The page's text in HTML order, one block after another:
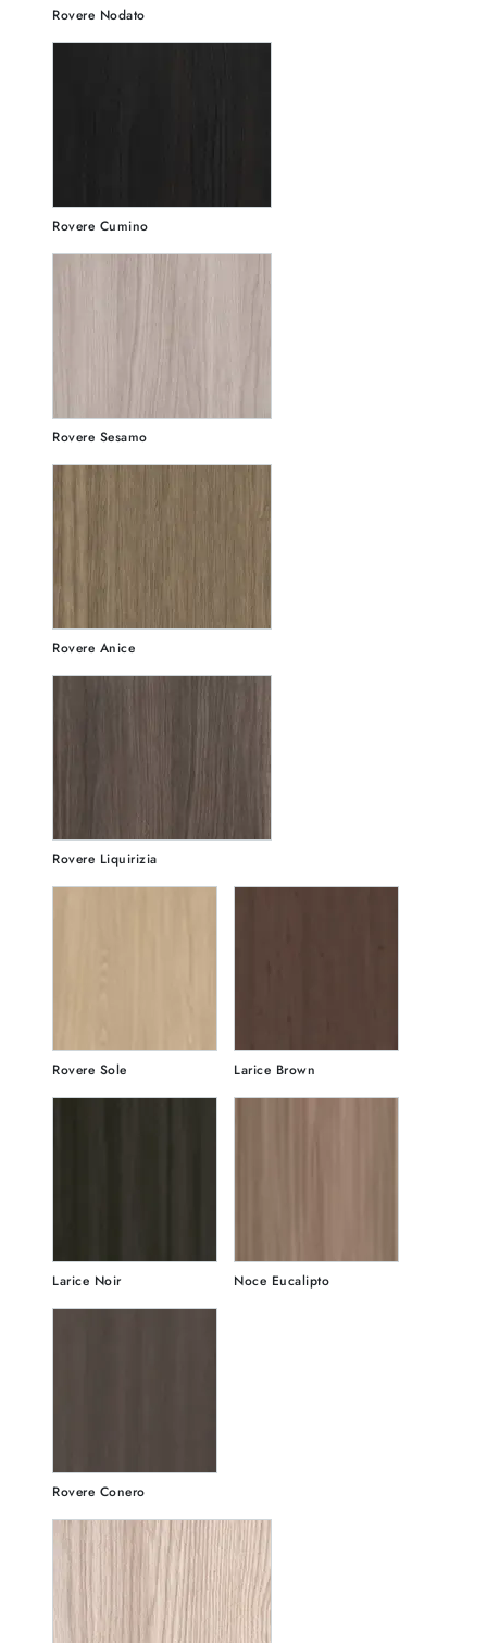
Rovere Nodato
Rovere Cumino
Rovere Sesamo
Rovere Anice
Rovere Liquirizia
Rovere Sole Larice Brown
Larice Noir Noce Eucalipto
Rovere Conero